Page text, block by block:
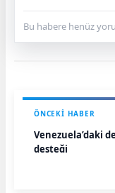
Bu habere henüz
ÖNCEKI HABER
Venezuela’daki
desteği